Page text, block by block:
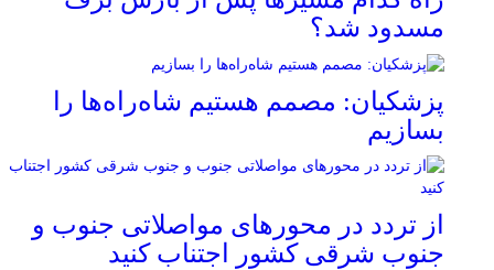
مسدود شد؟
پزشکیان: مصمم هستیم شاه‌راه‌ها را
بسازیم
از تردد در محورهای مواصلاتی جنوب و
جنوب شرقی کشور اجتناب کنید